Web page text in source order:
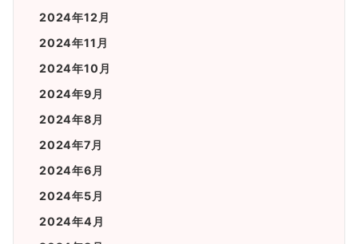
2024年12月
2024年11月
2024年10月
2024年9月
2024年8月
2024年7月
2024年6月
2024年5月
2024年4月